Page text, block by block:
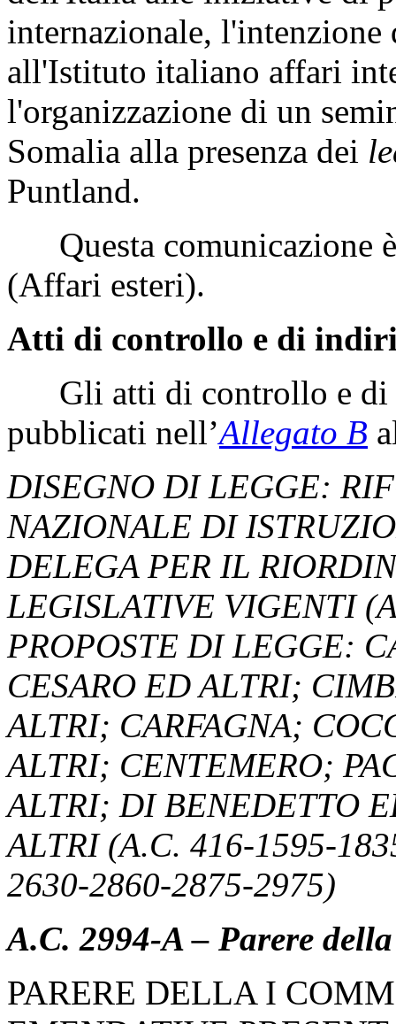
internazionale,
all'Istituto italiano affari
l'organizzazione di un
Somalia alla presenza dei
Puntland.
Questa comunicazione
(Affari esteri).
Atti di controllo e di
Gli atti di controllo e di
pubblicati nell’Allegato B
DISEGNO DI LEGGE:
NAZIONALE DI
DELEGA PER IL
LEGISLATIVE VIGENTI
PROPOSTE DI LEGGE:
CESARO ED ALTRI;
ALTRI; CARFAGNA;
ALTRI; CENTEMERO;
ALTRI; DI BENEDETTO
ALTRI (A.C. 416-1595-
2630-2860-2875-2975)
A.C. 2994-A – Parere
PARERE DELLA I